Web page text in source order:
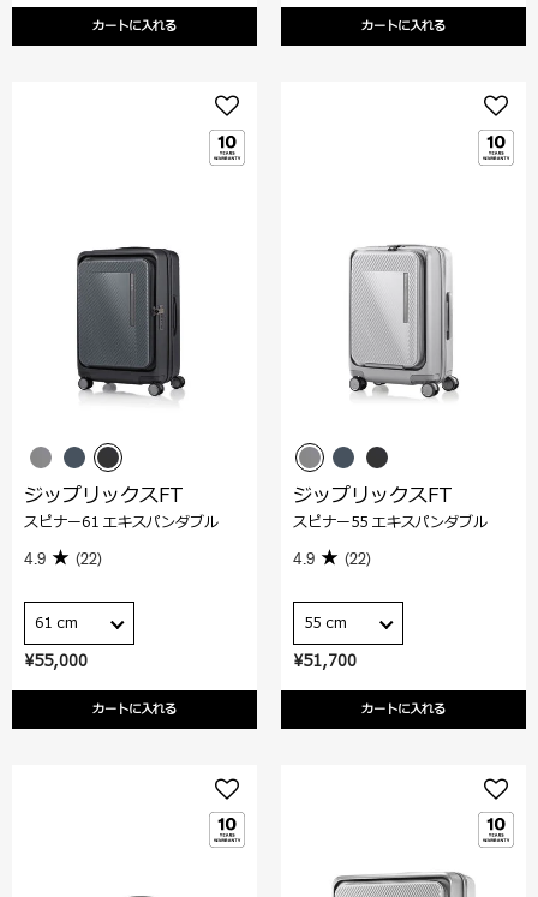
カートに入れる カートに入れる
¥55,000
カートに入れる
ジップリックスFT
スピナー61 エキスパンダブル
4.9 (22)
61 cm
¥51,700
カートに入れる
ジップリックスFT
スピナー55 エキスパンダブル
4.9 (22)
55 cm